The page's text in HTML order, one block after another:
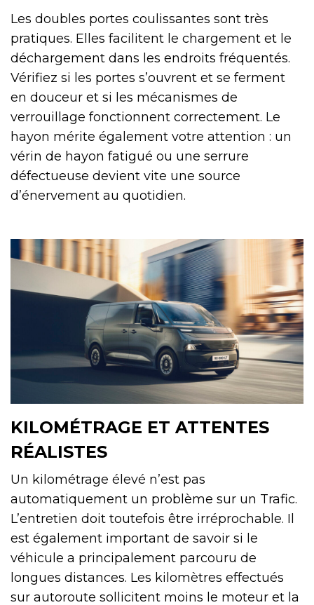
Les doubles portes coulissantes sont très
pratiques. Elles facilitent le chargement et le
déchargement dans les endroits fréquentés.
Vérifiez si les portes s’ouvrent et se ferment
en douceur et si les mécanismes de
verrouillage fonctionnent correctement. Le
hayon mérite également votre attention : un
vérin de hayon fatigué ou une serrure
défectueuse devient vite une source
d’énervement au quotidien.
KILOMÉTRAGE ET ATTENTES
RÉALISTES
Un kilométrage élevé n’est pas
automatiquement un problème sur un Trafic.
L’entretien doit toutefois être irréprochable. Il
est également important de savoir si le
véhicule a principalement parcouru de
longues distances. Les kilomètres effectués
sur autoroute sollicitent moins le moteur et la